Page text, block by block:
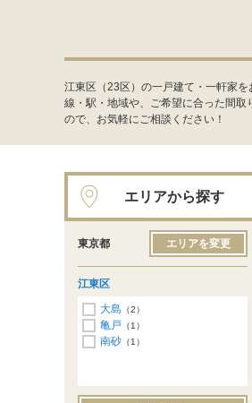
江東区（23区）の一戸建て・一軒家
線・駅・地域や、ご希望に合った間
ので、お気軽にご相談ください！
エリアから探す
東京都 エリアを変更
江東区
大島 （2）
亀戸 （1）
南砂 （1）